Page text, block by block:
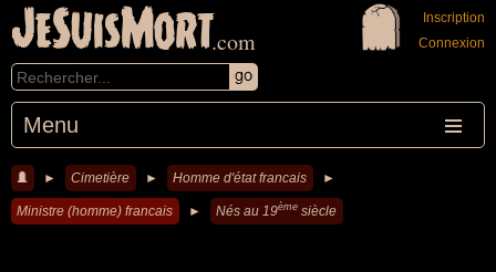
JeSuisMort.com
Menu
Inscription
Connexion
► Cimetière ► Homme d'état francais ►
Ministre (homme) francais ► Nés au 19ème siècle